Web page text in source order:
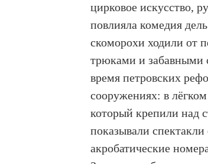
цирковое искусство,
повлияла комедия
скоморохи ходили от
трюками и забавными
время петровских
сооружениях: в
который крепили над
показывали
акробатические